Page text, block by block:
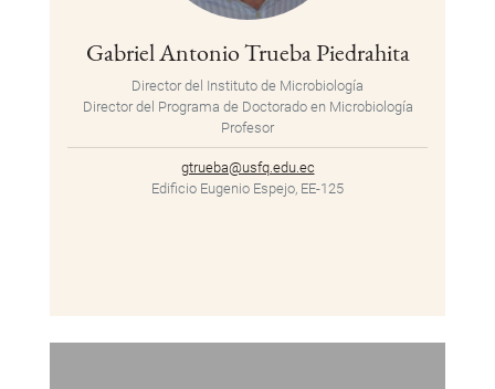
Gabriel Antonio Trueba Piedrahita
Director del Instituto de Microbiología
Director del Programa de Doctorado en Microbiología
Profesor
gtrueba@usfq.edu.ec
Edificio Eugenio Espejo, EE-125